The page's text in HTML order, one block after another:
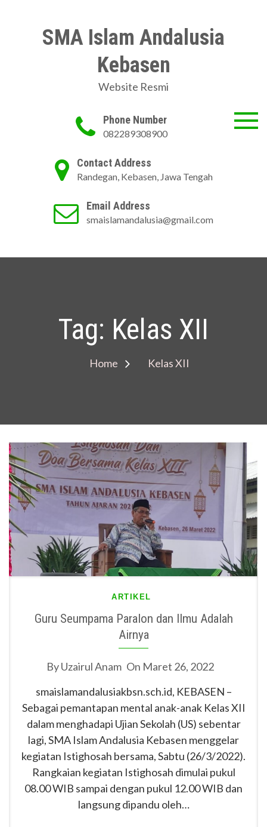
SMA Islam Andalusia
Kebasen
Website Resmi
Phone Number
082289308900
Contact Address
Randegan, Kebasen, Jawa Tengah
Email Address
smaislamandalusia@gmail.com
Tag: Kelas XII
Home Kelas XII
ARTIKEL
Guru Seumpama Paralon dan Ilmu Adalah
Airnya
ByUzairul Anam On Maret 26, 2022
smaislamandalusiakbsn.sch.id, KEBASEN –
Sebagai pemantapan mental anak-anak Kelas XII
dalam menghadapi Ujian Sekolah (US) sebentar
lagi, SMA Islam Andalusia Kebasen menggelar
kegiatan Istighosah bersama, Sabtu (26/3/2022).
Rangkaian kegiatan Istighosah dimulai pukul
08.00 WIB sampai dengan pukul 12.00 WIB dan
langsung dipandu oleh…